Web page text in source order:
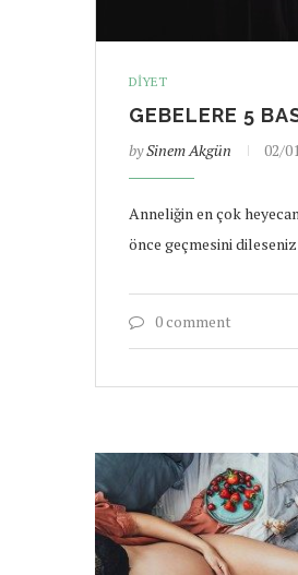
DIYET
GEBELERE 5
bySinem Akgün 02/
Anneliğin en çok
önce geçmesini
0 comment